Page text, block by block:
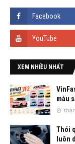
XEM NHIỀU NHẤT
màu
Thói
luôn